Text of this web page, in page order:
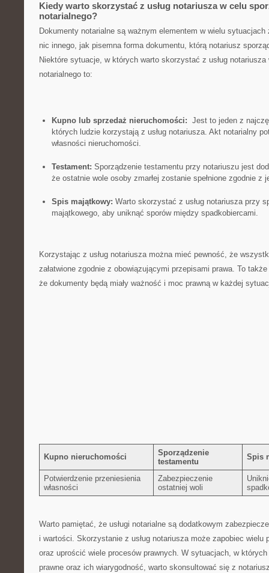
Kiedy ⁣warto skorzystać​ z usług notariusza w celu
notarialnego?
Dokumenty notarialne są ważnym elementem w wielu
‌nic innego, jak ⁤pisemna forma ⁢dokumentu, którą notariusz
Niektóre⁣ sytuacje, w których warto skorzystać z usług⁣
notarialnego to:
Kupno lub ​sprzedaż nieruchomości:
Jest to jeden ⁣z
⁢których ludzie korzystają z‍ usług notariusza. Akt notarialny
własności nieruchomości.
Testament: Sporządzenie testamentu ​przy ‌notariuszu jest
że⁣ ostatnie wole osoby zmarłej zostanie spełnione zgodnie z
Spis‍ majątkowy: Warto skorzystać z usług notariusza przy
majątkowego,⁤ aby uniknąć sporów ⁤między spadkobiercami.
Korzystając z usług notariusza⁣ można mieć ⁤pewność, że
załatwione ⁢zgodnie z obowiązującymi przepisami ⁤prawa. To
że dokumenty będą miały ważność i moc ‍prawną‍ w każdej
Kupno​ nieruchomości
Sporządzenie
testamentu
Spis
Potwierdzenie przeniesienia
własności
Zabezpieczenie
‌ostatniej⁤ woli
Warto pamiętać, że​ usługi notarialne są dodatkowym
i wartości.⁣ Skorzystanie z usług notariusza może zapobiec ‍wielu
oraz uprościć wiele procesów prawnych. W‌ sytuacjach, w
prawne‍ oraz ich wiarygodność,⁤ warto skonsultować​ się z